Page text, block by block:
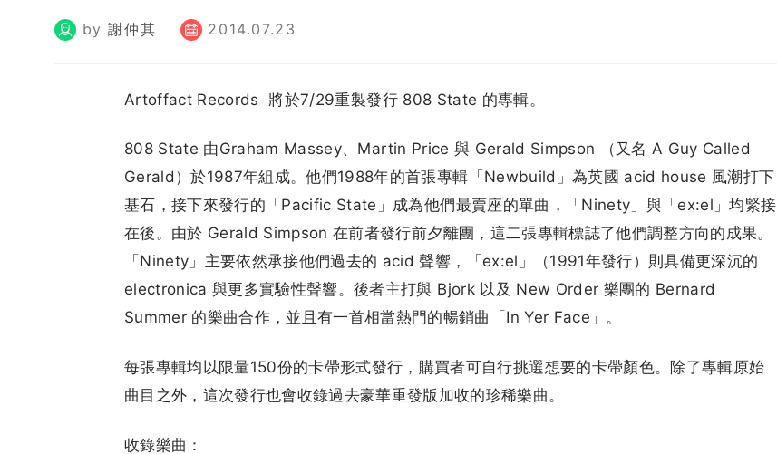
by謝仲其 2014.07.23
Artoffact Records 將於7/29重製發行 808 State 的專輯。
808 State 由Graham Massey、Martin Price 與 Gerald Simpson （又名 A Guy Called
Gerald）於1987年組成。他們1988年的首張專輯「Newbuild」為英國 acid house 風潮打下
基石，接下來發行的「Pacific State」成為他們最賣座的單曲，「Ninety」與「ex:el」均緊接
在後。由於 Gerald Simpson 在前者發行前夕離團，這二張專輯標誌了他們調整方向的成果。
「Ninety」主要依然承接他們過去的 acid 聲響，「ex:el」（1991年發行）則具備更深沉的
electronica 與更多實驗性聲響。後者主打與 Bjork 以及 New Order 樂團的 Bernard
Summer 的樂曲合作，並且有一首相當熱門的暢銷曲「In Yer Face」。
每張專輯均以限量150份的卡帶形式發行，購買者可自行挑選想要的卡帶顏色。除了專輯原始
曲目之外，這次發行也會收錄過去豪華重發版加收的珍稀樂曲。
收錄樂曲：